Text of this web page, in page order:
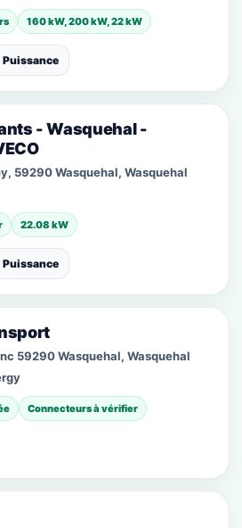
160 kW, 200 kW, 22 kW
Puissance
- Wasquehal -
59290 Wasquehal, Wasquehal
22.08 kW
Puissance
59290 Wasquehal, Wasquehal
Connecteurs à vérifier